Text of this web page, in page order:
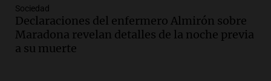
Sociedad
Declaraciones del enfermero Almirón sobre
Maradona revelan detalles de la noche previa
a su muerte